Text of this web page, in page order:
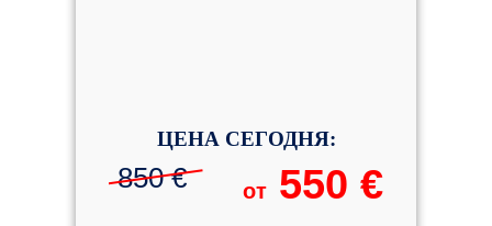
ЦЕНА СЕГОДНЯ:
850 € от 550 €